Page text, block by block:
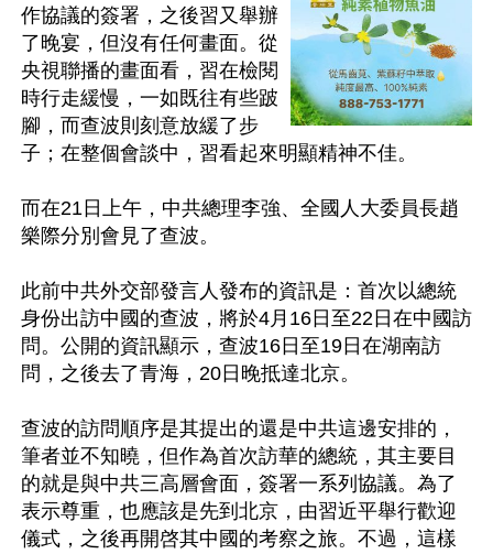
作協議的簽署，之後習又舉辦
了晚宴，但沒有任何畫面。從
央視聯播的畫面看，習在檢閱
時行走緩慢，一如既往有些跛
腳，而查波則刻意放緩了步
子；在整個會談中，習看起來明顯精神不佳。
而在21日上午，中共總理李強、全國人大委員長趙
樂際分別會見了查波。
此前中共外交部發言人發布的資訊是：首次以總統
身份出訪中國的查波，將於4月16日至22日在中國訪
問。公開的資訊顯示，查波16日至19日在湖南訪
問，之後去了青海，20日晚抵達北京。
查波的訪問順序是其提出的還是中共這邊安排的，
筆者並不知曉，但作為首次訪華的總統，其主要目
的就是與中共三高層會面，簽署一系列協議。為了
表示尊重，也應該是先到北京，由習近平舉行歡迎
儀式，之後再開啓其中國的考察之旅。不過，這樣